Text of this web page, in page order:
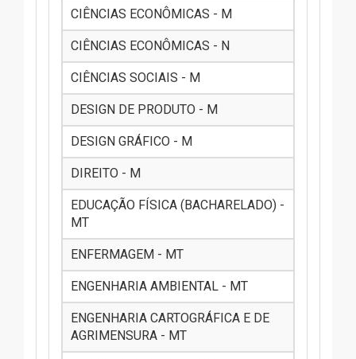
CIÊNCIAS ECONÔMICAS - M
CIÊNCIAS ECONÔMICAS - N
CIÊNCIAS SOCIAIS - M
DESIGN DE PRODUTO - M
DESIGN GRÁFICO - M
DIREITO - M
EDUCAÇÃO FÍSICA (BACHARELADO) -
MT
ENFERMAGEM - MT
ENGENHARIA AMBIENTAL - MT
ENGENHARIA CARTOGRÁFICA E DE
AGRIMENSURA - MT